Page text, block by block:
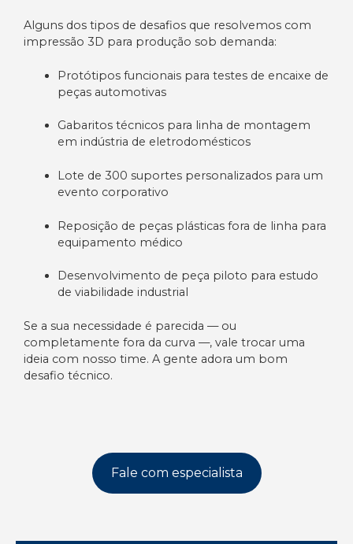
Alguns dos tipos de desafios que resolvemos com
impressão 3D para produção sob demanda:
Protótipos funcionais para testes de encaixe de
peças automotivas
Gabaritos técnicos para linha de montagem
em indústria de eletrodomésticos
Lote de 300 suportes personalizados para um
evento corporativo
Reposição de peças plásticas fora de linha para
equipamento médico
Desenvolvimento de peça piloto para estudo
de viabilidade industrial
Se a sua necessidade é parecida — ou
completamente fora da curva —, vale trocar uma
ideia com nosso time. A gente adora um bom
desafio técnico.
Fale com especialista